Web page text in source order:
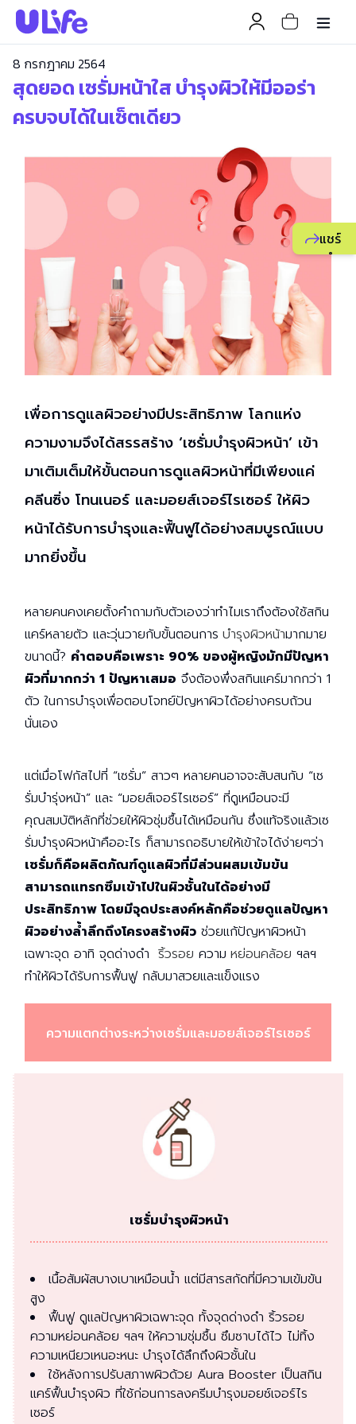
แชร์
แนะนำ
ยูไลฟ์
ให้
เพื่อน
เปิด
กับ
แผน
ไลฟ์
แม็ก
8 กรกฎาคม 2564
สุดยอด เซรั่มหน้าใส บำรุงผิวให้มีออร่า
ครบจบได้ในเซ็ตเดียว
เพื่อการดูแลผิวอย่างมีประสิทธิภาพ โลกแห่ง
ความงามจึงได้สรรสร้าง ‘เซรั่มบำรุงผิวหน้า’ เข้า
มาเติมเต็มให้ขั้นตอนการดูแลผิวหน้าที่มีเพียงแค่
คลีนซิ่ง โทนเนอร์ และมอยส์เจอร์ไรเซอร์ ให้ผิว
หน้าได้รับการบำรุงและฟื้นฟูได้อย่างสมบูรณ์แบบ
มากยิ่งขึ้น
หลายคนคงเคยตั้งคำถามกับตัวเองว่าทำไมเราถึงต้องใช้สกิน
แคร์หลายตัว และวุ่นวายกับขั้นตอนการ บำรุงผิวหน้ามากมาย
ขนาดนี้? คำตอบคือเพราะ 90% ของผู้หญิงมักมีปัญหา
ผิวที่มากกว่า 1 ปัญหาเสมอ จึงต้องพึ่งสกินแคร์มากกว่า 1
ตัว ในการบำรุงเพื่อตอบโจทย์ปัญหาผิวได้อย่างครบถ้วน
นั่นเอง
แต่เมื่อโฟกัสไปที่ “เซรั่ม” สาวๆ หลายคนอาจจะสับสนกับ “เซ
รั่มบำรุ่งหน้า” และ “มอยส์เจอร์ไรเซอร์” ที่ดูเหมือนจะมี
คุณสมบัติหลักที่ช่วยให้ผิวชุ่มชื้นได้เหมือนกัน ซึ่งแท้จริงแล้วเซ
รั่มบำรุงผิวหน้าคืออะไร ก็สามารถอธิบายให้เข้าใจได้ง่ายๆว่า
เซรั่มก็คือผลิตภัณฑ์ดูแลผิวที่มีส่วนผสมเข้มข้น
สามารถแทรกซึมเข้าไปในผิวชั้นในได้อย่างมี
ประสิทธิภาพ โดยมีจุดประสงค์หลักคือช่วยดูแลปัญหา
ผิวอย่างล้ำลึกถึงโครงสร้างผิว ช่วยแก้ปัญหาผิวหน้า
เฉพาะจุด อาทิ จุดด่างดำ ริ้วรอย ความ หย่อนคล้อย ฯลฯ
ทำให้ผิวได้รับการฟื้นฟู กลับมาสวยและแข็งแรง
ความแตกต่างระหว่างเซรั่มและมอยส์เจอร์ไรเซอร์
เซรั่มบำรุงผิวหน้า
เนื้อสัมผัสบางเบาเหมือนน้ำ แต่มีสารสกัดที่มีความเข้มข้น
สูง
ฟื้นฟู ดูแลปัญหาผิวเฉพาะจุด ทั้งจุดด่างดำ ริ้วรอย
ความหย่อนคล้อย ฯลฯ ให้ความชุ่มชื้น ซึมซาบได้ไว ไม่ทิ้ง
ความเหนียวเหนอะหนะ บำรุงได้ลึกถึงผิวชั้นใน
ใช้หลังการปรับสภาพผิวด้วย Aura Booster เป็นสกิน
แคร์ฟื้นบำรุงผิว ที่ใช้ก่อนการลงครีมบำรุงมอยซ์เจอร์ไร
เซอร์